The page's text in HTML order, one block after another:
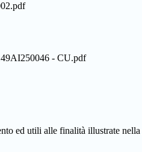
- CU.pdf
ed utili alle finalità illustrate nella